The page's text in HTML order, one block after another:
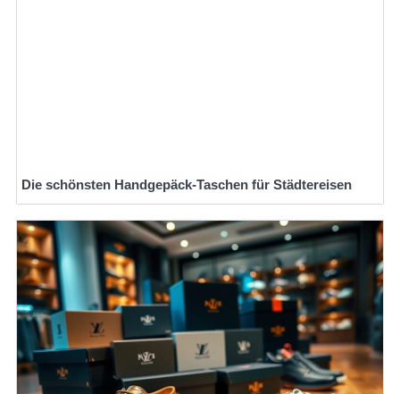
Die schönsten Handgepäck-Taschen für Städtereisen